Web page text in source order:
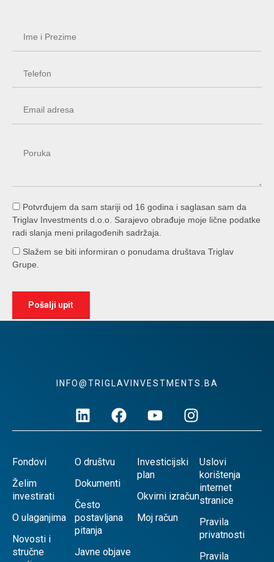
Potvrđujem da sam stariji od 16 godina i saglasan sam da
Triglav Investments d.o.o. Sarajevo obrađuje moje lične podatke
radi slanja meni prilagođenih sadržaja.
Slažem se biti informiran o ponudama društava Triglav
Grupe.
INFO@TRIGLAVINVESTMENTS.BA
Fondovi
Želim
investirati
O ulaganjima
Novosti i
stručne
O društvu
Dokumenti
Često
postavljana
pitanja
Javne objave
Investicijski
plan
Okvirni izračun
Moj račun
Uslovi
korištenja
internet
stranice
Pravila
privatnosti
Pravila